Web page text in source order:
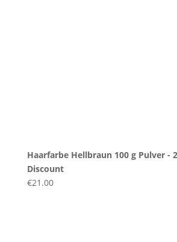
Haarfarbe Hellbraun 100 g Pulver -
Discount
€21.00